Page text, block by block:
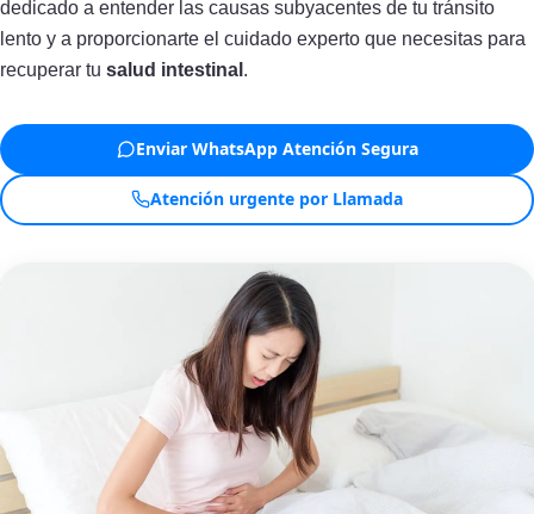
dedicado a entender las causas subyacentes de tu tránsito
lento y a proporcionarte el cuidado experto que necesitas para
recuperar tu salud intestinal .
Enviar WhatsApp Atención Segura
Atención urgente por Llamada